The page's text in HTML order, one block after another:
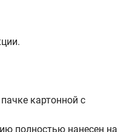
картонной с
полностью нанесен на